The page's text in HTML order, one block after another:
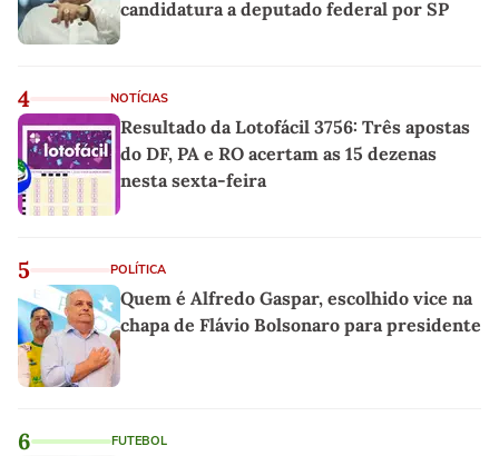
candidatura a deputado federal por SP
4 NOTÍCIAS
Resultado da Lotofácil 3756: Três apostas
do DF, PA e RO acertam as 15 dezenas
nesta sexta-feira
5 POLÍTICA
Quem é Alfredo Gaspar, escolhido vice na
chapa de Flávio Bolsonaro para presidente
6 FUTEBOL